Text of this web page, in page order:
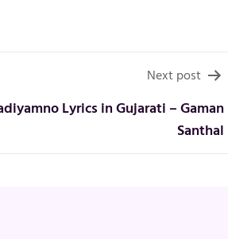
Next post
Lyrics in Gujarati – Gaman
Santhal